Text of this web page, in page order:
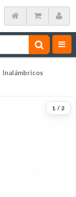
Inalámbricos
1 / 2